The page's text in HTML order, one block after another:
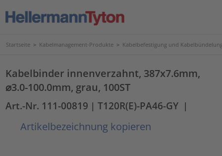
Startseite > Kabelmanagement-Produkte > Kabelbefestigung und
Kabelbinder innenverzahnt, 387x7.6mm,
⌀3.0-100.0mm, grau, 100ST
Art.-Nr. 111-00819 | T120R(E)-PA46-GY |
Artikelbezeichnung kopieren